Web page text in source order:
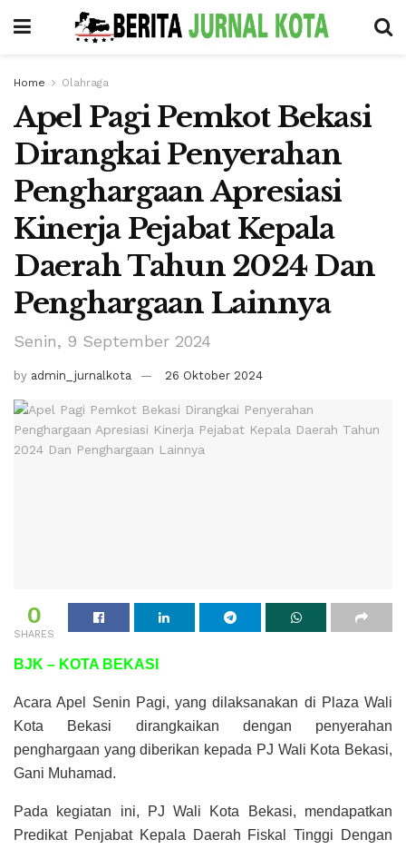
Home Olahraga
Apel Pagi Pemkot Bekasi
Dirangkai Penyerahan
Penghargaan Apresiasi
Kinerja Pejabat Kepala
Daerah Tahun 2024 Dan
Penghargaan Lainnya
Senin, 9 September 2024
by admin_jurnalkota 26 Oktober 2024
0
SHARES
BJK – KOTA BEKASI
Acara Apel Senin Pagi, yang dilaksanakan di Plaza Wali
Kota Bekasi dirangkaikan dengan penyerahan
penghargaan yang diberikan kepada PJ Wali Kota Bekasi,
Gani Muhamad.
Pada kegiatan ini, PJ Wali Kota Bekasi, mendapatkan
Predikat Penjabat Kepala Daerah Fiskal Tinggi Dengan